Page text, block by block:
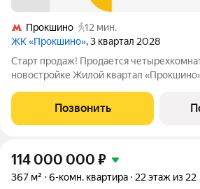
Прокшино
12 мин.
ЖК «Прокшино», 3 квартал 2028
Старт продаж! Продается
новостройке Жилой квартал
Новомосковский административный
ЖК Прокшино, 7.1.3. Общая
Позвонить
114 000 000 ₽
367 м² 6-комн. квартира 22 этаж из 22